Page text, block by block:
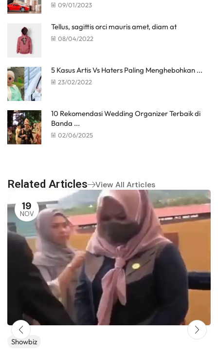
09/01/2023
Tellus, sagittis orci mauris amet, diam at
08/04/2022
5 Kasus Artis Vs Haters Paling Menghebohkan ...
23/02/2022
10 Rekomendasi Wedding Organizer Terbaik di
Banda ...
02/06/2025
Related Articles View All Articles
19
NOV
Showbiz